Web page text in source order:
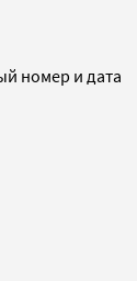
номер и дата